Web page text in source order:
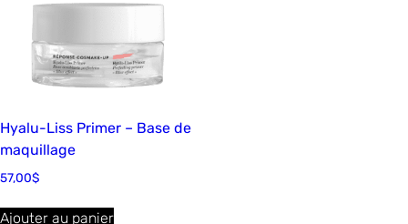
Hyalu-Liss Primer – Base de
maquillage
57,00$
Ajouter au panier